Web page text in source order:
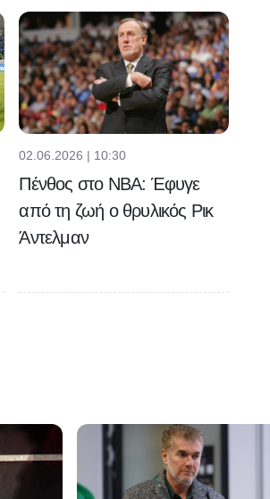
02.06.2026 | 10:30
Πένθος στο NBA: Έφυγε
από τη ζωή ο θρυλικός Ρικ
Άντελμαν